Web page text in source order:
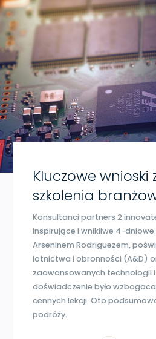
Kluczowe wnioski
szkolenia
Konsultanci partners 2
inspirujące i wnikliwe 4-dniowe
Arseninem Rodriguezem,
lotnictwa i obronności (A&D)
zaawansowanych technologii i
doświadczenie było
cennych lekcji. Oto
podróży.